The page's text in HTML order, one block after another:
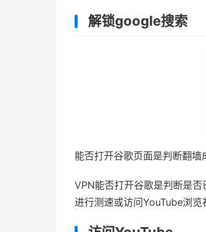
解锁google搜索
能否打开谷歌页面是判断翻墙
VPN能否打开谷歌是判断是
进行测速或访问YouTube浏览